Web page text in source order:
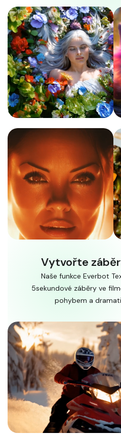
Vytvořte
Naše funkce Everbot
5sekundové záběry ve
pohybem a